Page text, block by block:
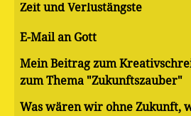
Zeit und Verlustängste
E-Mail an Gott
Mein Beitrag zum
zum Thema "Zukunftszauber"
Was wären wir ohne Zukunft,